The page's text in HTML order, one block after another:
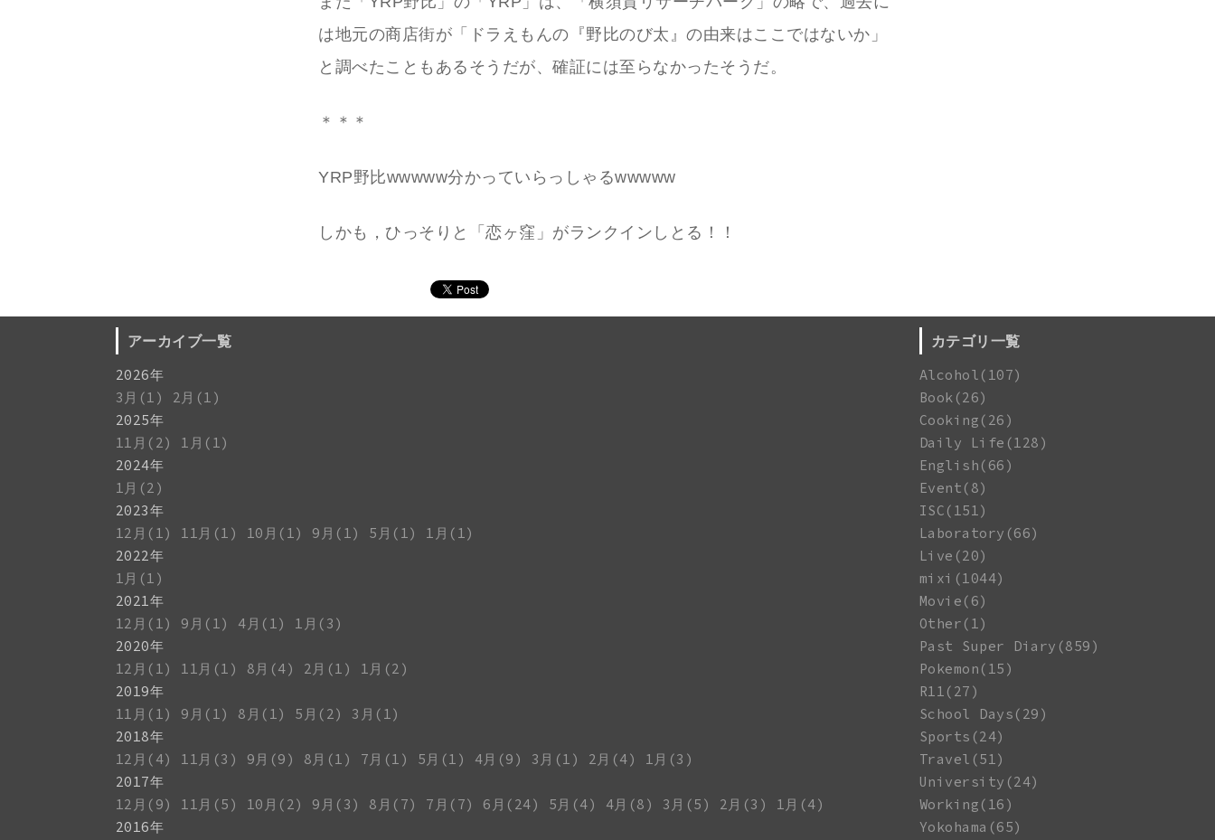
は地元の商店街が「ドラえもんの『野比のび太』の由来はここではないか」
と調べたこともあるそうだが、確証には至らなかったそうだ。
＊＊＊
YRP野比wwwww分かっていらっしゃるwwwww
しかも，ひっそりと「恋ヶ窪」がランクインしとる！！
アーカイブ一覧
2026年
3月(1)
2月(1)
2025年
11月(2)
1月(1)
2024年
1月(2)
2023年
12月(1)
11月(1) 10月(1) 9月(1) 5月(1)
1月(1)
2022年
1月(1)
2021年
12月(1)
9月(1) 4月(1)
1月(3)
2020年
12月(1)
11月(1) 8月(4) 2月(1)
1月(2)
2019年
11月(1)
9月(1) 8月(1) 5月(2)
3月(1)
2018年
12月(4)
11月(3) 9月(9) 8月(1) 7月(1) 5月(1) 4月(9) 3月(1) 2月(4)
1月(3)
2017年
12月(9)
11月(5) 10月(2) 9月(3) 8月(7) 7月(7) 6月(24) 5月(4) 4月(8) 3月(5) 2月(3)
1月(4)
2016年
カテゴリ一覧
Alcohol(107)
Book(26)
Cooking(26)
Daily Life(128)
English(66)
Event(8)
ISC(151)
Laboratory(66)
Live(20)
mixi(1044)
Movie(6)
Other(1)
Past Super Diary(859)
Pokemon(15)
R11(27)
School Days(29)
Sports(24)
Travel(51)
University(24)
Working(16)
Yokohama(65)